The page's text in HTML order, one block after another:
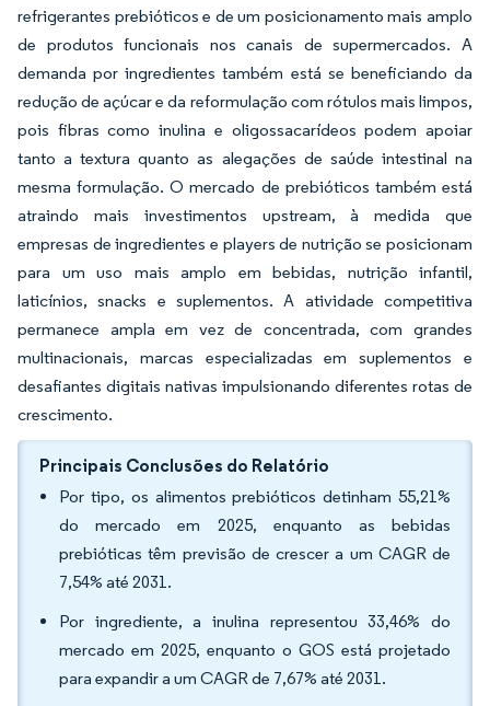
refrigerantes prebióticos e de um posicionamento mais amplo
de produtos funcionais nos canais de supermercados. A
demanda por ingredientes também está se beneficiando da
redução de açúcar e da reformulação com rótulos mais limpos,
pois fibras como inulina e oligossacarídeos podem apoiar
tanto a textura quanto as alegações de saúde intestinal na
mesma formulação. O mercado de prebióticos também está
atraindo mais investimentos upstream, à medida que
empresas de ingredientes e players de nutrição se posicionam
para um uso mais amplo em bebidas, nutrição infantil,
laticínios, snacks e suplementos. A atividade competitiva
permanece ampla em vez de concentrada, com grandes
multinacionais, marcas especializadas em suplementos e
desafiantes digitais nativas impulsionando diferentes rotas de
crescimento.
Principais Conclusões do Relatório
Por tipo, os alimentos prebióticos detinham 55,21%
do mercado em 2025, enquanto as bebidas
prebióticas têm previsão de crescer a um CAGR de
7,54% até 2031.
Por ingrediente, a inulina representou 33,46% do
mercado em 2025, enquanto o GOS está projetado
para expandir a um CAGR de 7,67% até 2031.